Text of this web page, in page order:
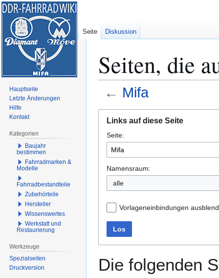
Seiten, die
← Mifa
Navigation
springen
Suche
springen
Links auf diese Seite
Seite:
Namensraum:
alle
Vorlageneinbindungen
Los
Die folgenden
Seite Diskussion
Hauptseite
Letzte Änderungen
Hilfe
Kontakt
Kategorien
Baujahr
bestimmen
Fahrradmarken &
Modelle
Fahrradbestandteile
Zubehörteile
Hersteller
Wissenswertes
Werkstatt und
Restaurierung
Werkzeuge
Spezialseiten
Druckversion